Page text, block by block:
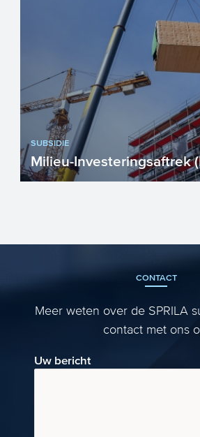
SUBSIDIE
Milieu-Investeringsaftrek
in milieuvriendelijke
CONTACT
Meer weten over de SPRILA
contact met ons
Uw bericht